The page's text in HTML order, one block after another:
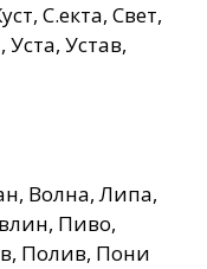
С.екта, Свет,
Уста, Устав,
Волна, Липа,
Пиво,
Полив, Пони